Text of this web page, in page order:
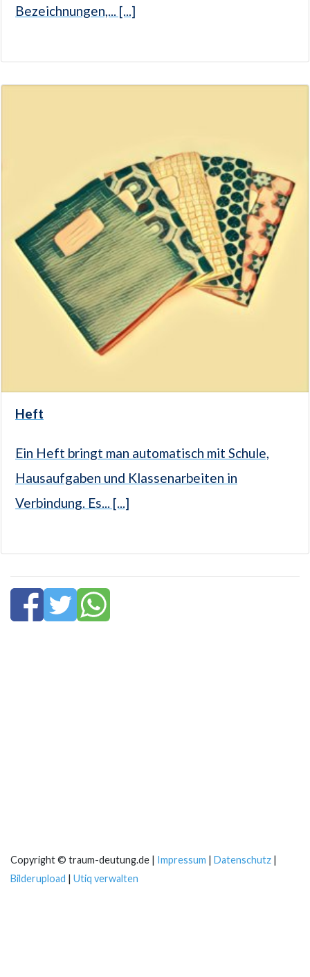
Bezeichnungen,... [...]
Heft
Ein Heft bringt man automatisch mit Schule,
Hausaufgaben und Klassenarbeiten in
Verbindung. Es... [...]
Copyright © traum-deutung.de | Impressum | Datenschutz |
Bilderupload | Utiq verwalten